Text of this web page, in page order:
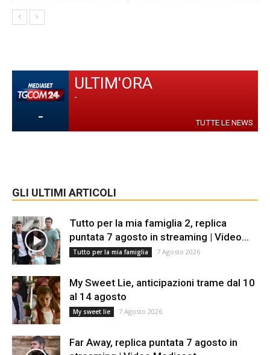
-
ULTIM'ORA
-
TUTTE LE NEWS
GLI ULTIMI ARTICOLI
Tutto per la mia famiglia 2, replica
puntata 7 agosto in streaming | Video...
Tutto per la mia famiglia 7 Agosto 2026
My Sweet Lie, anticipazioni trame dal 10
al 14 agosto
My sweet lie 7 Agosto 2026
Far Away, replica puntata 7 agosto in